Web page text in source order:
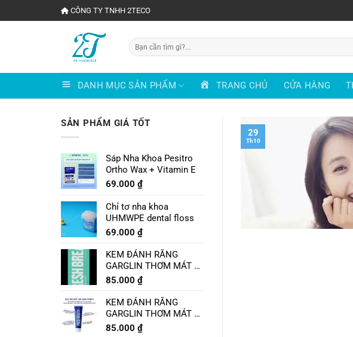
đến
CÔNG TY TNHH 2TECO
Tìm
kiếm:
DANH MỤC SẢN PHẨM TRANG CHỦ CỬA HÀNG
SẢN PHẨM GIÁ TỐT
Sáp Nha Khoa Pesitro
Ortho Wax + Vitamin E
69.000 ₫
Chỉ tơ nha khoa
UHMWPE dental floss
69.000 ₫
KEM ĐÁNH RĂNG
GARGLIN THƠM MÁT VỊ
CHANH LIME MINT
85.000 ₫
KEM ĐÁNH RĂNG
GARGLIN THƠM MÁT VỊ
BẠC HÀ SPEARMINT
85.000 ₫
29
Th10